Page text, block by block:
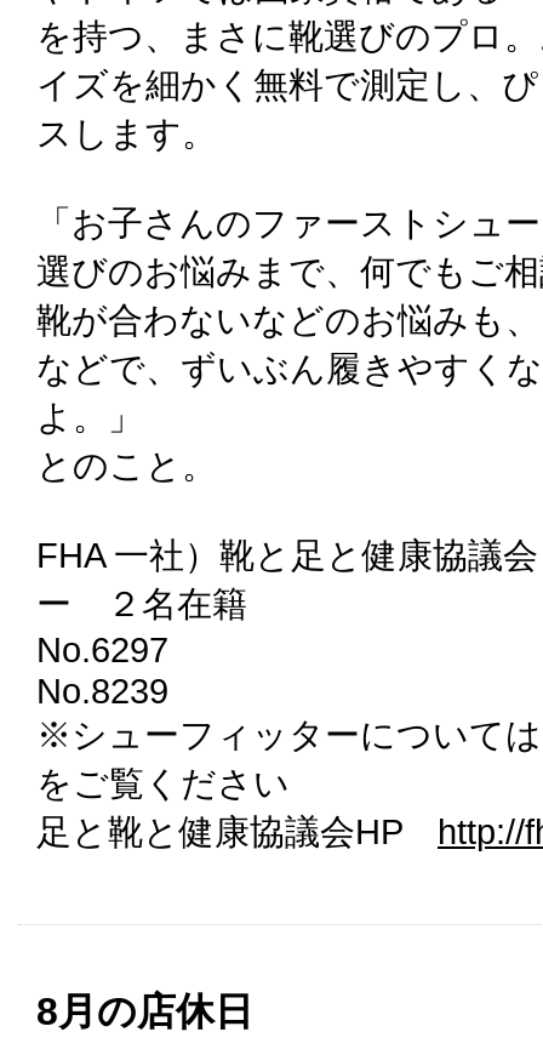
を持つ、まさに靴選びのプロ
イズを細かく無料で測定し、
スします。
「お子さんのファーストシュ
選びのお悩みまで、何でもご
靴が合わないなどのお悩みも
などで、ずいぶん履きやすく
よ。」
とのこと。
FHA 一社）靴と足と健康協議
ー ２名在籍
No.6297
No.8239
※シューフィッターについて
をご覧ください
足と靴と健康協議会HP http://
8月の店休日